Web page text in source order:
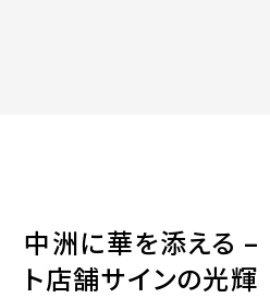
中洲に華を添える –
ト店舗サインの光輝